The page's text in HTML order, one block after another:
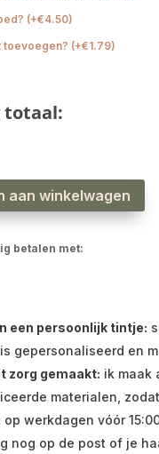
(+€4.50)
toevoegen? (+€1.79)
totaal:
aan winkelwagen
betalen met:
een persoonlijk tintje:
gepersonaliseerd en
zorg gemaakt: ik maak
materialen,
op werkdagen vóór
nog op de post of je